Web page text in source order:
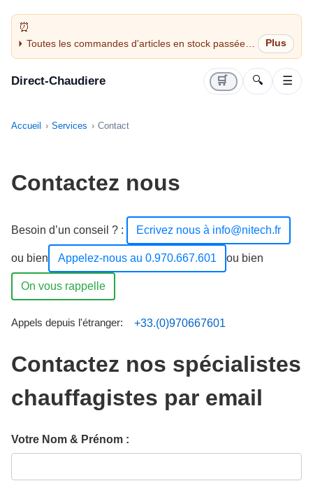
Toutes les commandes d'articles en stock passées
avant 14H sont expédiées le jour même (jours
Direct-Chaudiere 🛒 🔍 ☰
Accueil Services Contact
Contactez nous
Besoin d’un conseil ? : Ecrivez nous à info@nitech.fr
ou bien Appelez-nous au 0.970.667.601 ou bien
On vous rappelle
Appels depuis l'étranger: +33.(0)970667601
Contactez nos spécialistes
chauffagistes par email
Votre Nom & Prénom :